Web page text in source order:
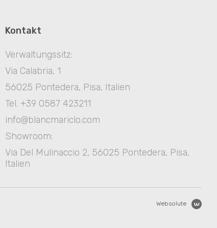
Kontakt
Verwaltungssitz:
Via Calabria, 1
56025 Pontedera, Pisa, Italien
Tel. +39 0587 423211
info@blancmariclo.com
Showroom:
Via Del Mulinaccio 2, 56025 Pontedera, Pisa,
Italien
Websolute